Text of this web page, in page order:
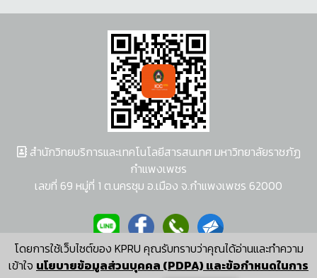
โดยการใช้เว็บไซต์ของ KPRU คุณรับทราบว่าคุณได้อ่านและทำความ
เข้าใจ นโยบายข้อมูลส่วนบุคคล (PDPA) และข้อกำหนดในการ
สำนักวิทยบริการและเทคโนโลยีสารสนเทศ มหาวิทยาลัยราชภัฏ
กำแพงเพชร
เลขที่ 69 หมู่ที่ 1 ต.นครชุม อ.เมือง จ.กำแพงเพชร 62000
ผู้พัฒนาระบบ อนุชา พวงผกา